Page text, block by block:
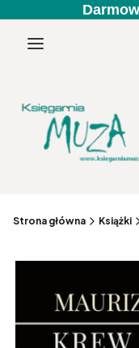
Menu
Strona główna Książki